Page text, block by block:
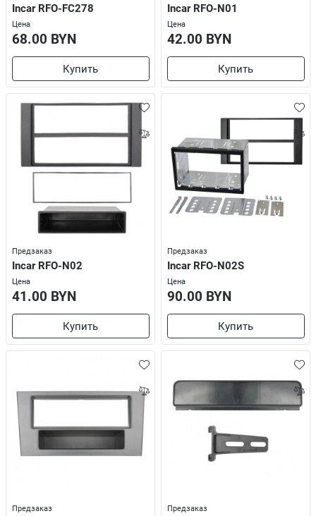
Incar RFO-FC278
Цена
68.00 BYN
Купить
Incar RFO-N01
Цена
42.00 BYN
Купить
Предзаказ
Incar RFO-N02
Цена
41.00 BYN
Купить
Предзаказ
Incar RFO-N02S
Цена
90.00 BYN
Купить
Предзаказ Предзаказ